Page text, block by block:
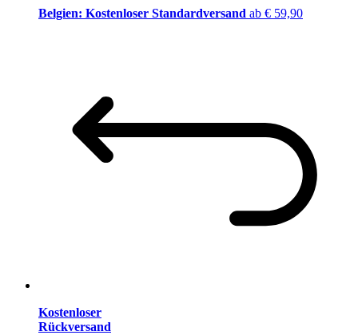
Belgien: Kostenloser Standardversand ab € 59,90
Kostenloser
Rückversand